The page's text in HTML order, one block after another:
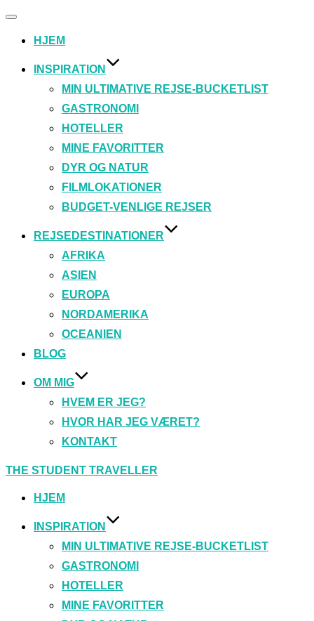
Slå
til/fraHJEM
INSPIRATION
MIN ULTIMATIVE REJSE-BUCKETLIST
GASTRONOMI
HOTELLER
MINE FAVORITTER
DYR OG NATUR
FILMLOKATIONER
BUDGET-VENLIGE REJSER
REJSEDESTINATIONER
AFRIKA
ASIEN
EUROPA
NORDAMERIKA
OCEANIEN
BLOG
OM MIG
HVEM ER JEG?
HVOR HAR JEG VÆRET?
KONTAKT
Videre
indhold
THE STUDENT TRAVELLER
HJEM
INSPIRATION
MIN ULTIMATIVE REJSE-BUCKETLIST
GASTRONOMI
HOTELLER
MINE FAVORITTER